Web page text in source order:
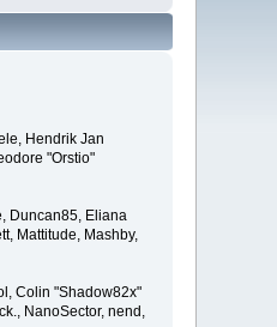
Hendrik Jan
"Orstio"
Duncan85, Eliana
Mattitude, Mashby,
Colin "Shadow82x"
NanoSector, nend,